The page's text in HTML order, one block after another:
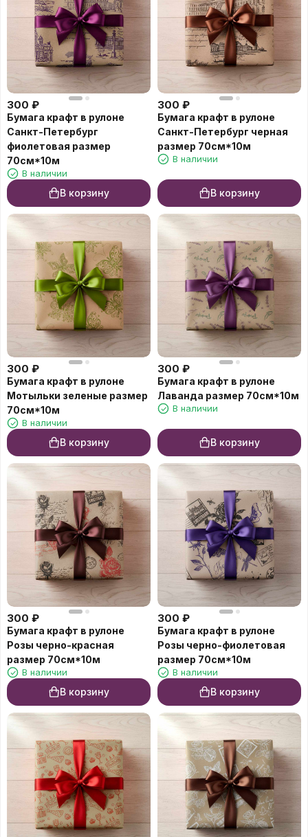
300 ₽
Бумага крафт в рулоне
Санкт-Петербург
фиолетовая размер
70см*10м
В наличии
В корзину
300 ₽
Бумага крафт в рулоне
Санкт-Петербург черная
размер 70см*10м
В наличии
В корзину
300 ₽
Бумага крафт в рулоне
Мотыльки зеленые размер
70см*10м
В наличии
В корзину
300 ₽
Бумага крафт в рулоне
Лаванда размер 70см*10м
В наличии
В корзину
300 ₽
Бумага крафт в рулоне
Розы черно-красная
размер 70см*10м
В наличии
В корзину
300 ₽
Бумага крафт в рулоне
Розы черно-фиолетовая
размер 70см*10м
В наличии
В корзину